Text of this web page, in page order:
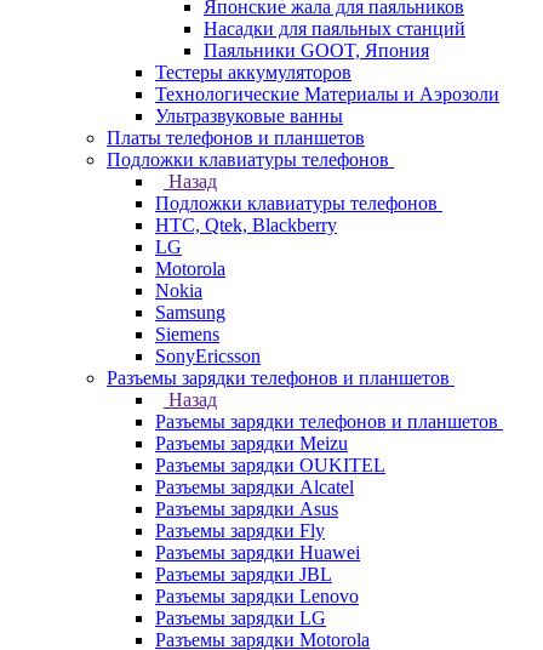
Японские жала для паяльников
Насадки для паяльных станций
Паяльники GOOT, Япония
Тестеры аккумуляторов
Технологические Материалы и Аэрозоли
Ультразвуковые ванны
Платы телефонов и планшетов
Подложки клавиатуры телефонов
Назад
Подложки клавиатуры телефонов
HTC, Qtek, Blackberry
LG
Motorola
Nokia
Samsung
Siemens
SonyEricsson
Разъемы зарядки телефонов и планшетов
Назад
Разъемы зарядки телефонов и планшетов
Разъемы зарядки Meizu
Разъемы зарядки OUKITEL
Разъемы зарядки Alcatel
Разъемы зарядки Asus
Разъемы зарядки Fly
Разъемы зарядки Huawei
Разъемы зарядки JBL
Разъемы зарядки Lenovo
Разъемы зарядки LG
Разъемы зарядки Motorola